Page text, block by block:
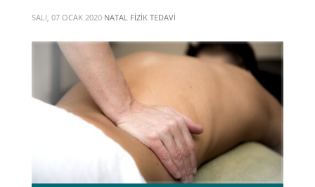
SALI, 07 OCAK 2020 NATAL FIZIK TEDAVI